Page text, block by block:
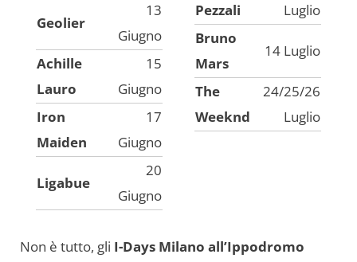
Geolier
13
Giugno
Achille
Lauro
15
Giugno
Iron
Maiden
17
Giugno
Ligabue
20
Giugno
Pezzali
Luglio
Bruno
Mars
14 Luglio
The
Weeknd
24/25/26
Luglio
Non è tutto, gli I-Days Milano all’Ippodromo